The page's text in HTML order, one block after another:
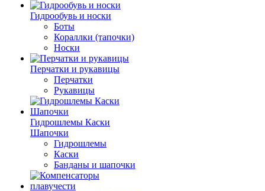
Гидрообувь и носки
Боты
Кораллки (тапочки)
Носки
Перчатки и рукавицы
Перчатки
Рукавицы
Гидрошлемы Каски
Шапочки
Гидрошлемы
Каски
Банданы и шапочки